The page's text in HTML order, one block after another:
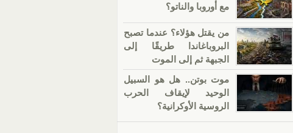
مع أوروبا والناتو؟
من يقتل هؤلاء؟ عندما تصبح
البروباغاندا طريقًا إلى
الجبهة ثم إلى الموت
موت بوتن.. هل هو السبيل
الوحيد لإيقاف الحرب
الروسية الأوكرانية؟